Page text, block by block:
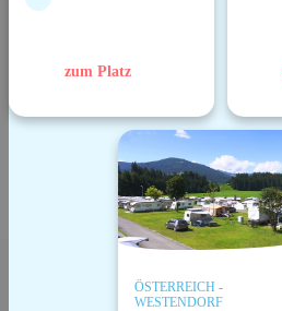
zum Platz
ÖSTERREICH -
WESTENDORF